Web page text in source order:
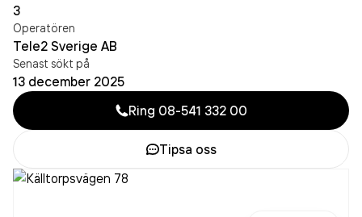
3
Operatören
Tele2 Sverige AB
Senast sökt på
13 december 2025
Ring 08-541 332 00
Tipsa oss